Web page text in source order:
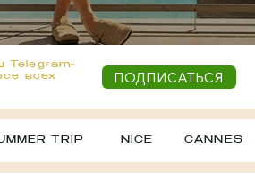
Telegram-
всех
ПОДПИСАТЬСЯ
TRIP        NICE